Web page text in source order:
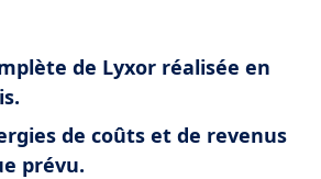
de Lyxor réalisée en
de coûts et de revenus
prévu.